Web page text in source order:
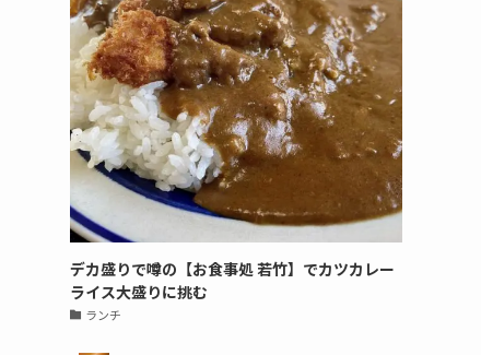
デカ盛りで噂の【お食事処 若竹】でカツカレー
ライス大盛りに挑む
ランチ